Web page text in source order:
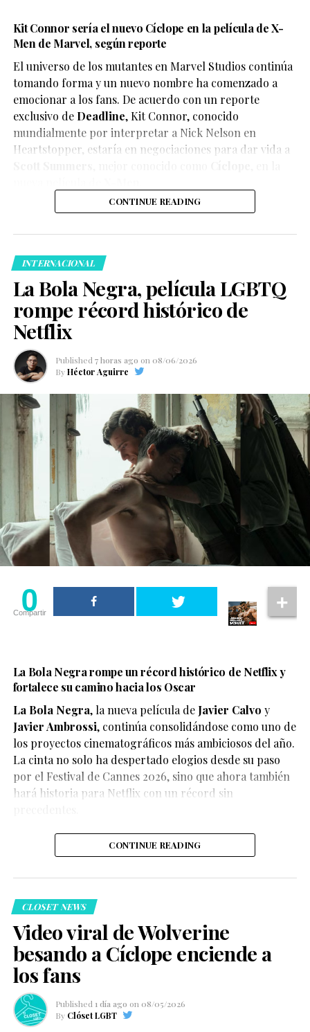
Kit Connor sería el nuevo Cíclope en la película de X-
Men de Marvel, según reporte
El universo de los mutantes en Marvel Studios continúa
tomando forma y un nuevo nombre ha comenzado a
emocionar a los fans. De acuerdo con un reporte
exclusivo de Deadline,Kit Connor, conocido
mundialmente por interpretar a Nick Nelson en
Heartstopper, estaría en negociaciones para dar vida a
Según el medio estadounidense, Marvel Studios realizó
para interpretar al líder de los mutantes en el esperado
reinicio de la franquicia.
Hasta el momento, Marvel Studios no ha confirmado
oficialmente el casting, por lo que la información
debe considerarse un reporte y no un anuncio
oficial.
CONTINUE READING
INTERNACIONAL
La Bola Negra, película LGBTQ
rompe récord histórico de
Netflix
Published 7 horas ago on 08/06/2026
By Héctor Aguirre
0
Compartir
La Bola Negra rompe un récord histórico de Netflix y
fortalece su camino hacia los Oscar
La Bola Negra, la nueva película de Javier Calvo y
Javier Ambrossi, continúa consolidándose como uno de
los proyectos cinematográficos más ambiciosos del año.
La cinta no solo ha despertado elogios desde su paso
por el Festival de Cannes 2026, sino que ahora también
hará historia para Netflix con un récord sin
CONTINUE READING
CLOSET NEWS
Video viral de Wolverine
besando a Cíclope enciende a
los fans
Published 1 día ago on 08/05/2026
By Clóset LGBT